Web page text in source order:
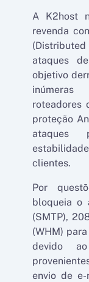
A K2host
revenda
ataques
objetivo
inúmeras
roteadores
proteção
ataques
clientes.
Por
bloqueia o
(SMTP),
(WHM)
devido
envio de